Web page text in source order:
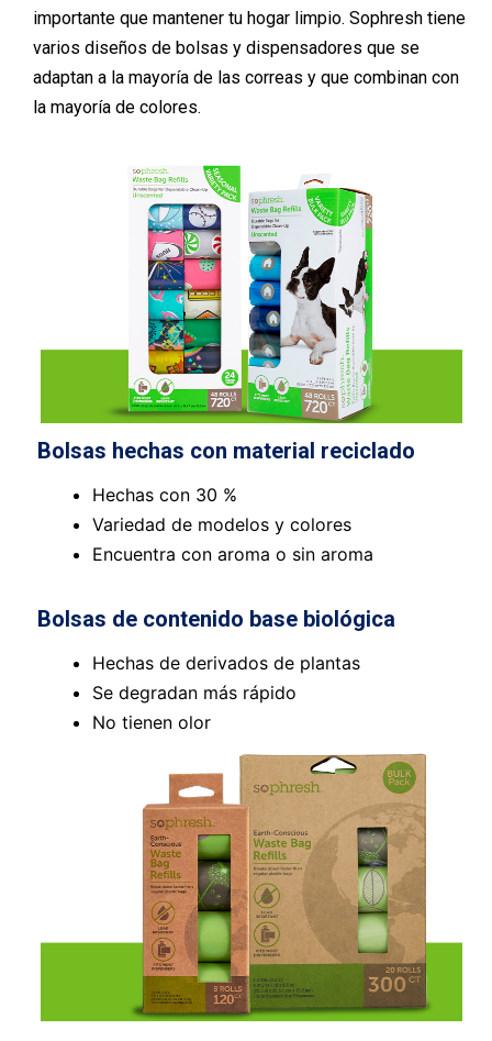
importante que mantener tu hogar limpio. Sophresh tiene
varios diseños de bolsas y dispensadores que se
adaptan a la mayoría de las correas y que combinan con
la mayoría de colores.
Bolsas hechas con material reciclado
Hechas con 30 %
Variedad de modelos y colores
Encuentra con aroma o sin aroma
Bolsas de contenido base biológica
Hechas de derivados de plantas
Se degradan más rápido
No tienen olor